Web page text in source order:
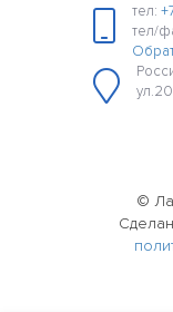
тел:
тел/
©